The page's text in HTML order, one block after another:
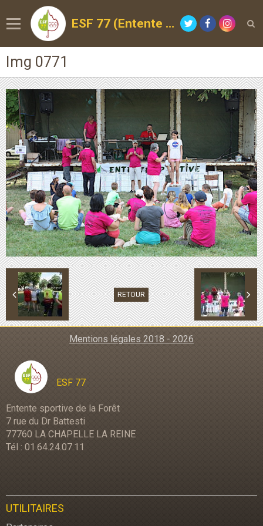
ESF 77 (Entente Sportive de la Forêt)
Img 0771
RETOUR
Mentions légales 2018 - 2026
ESF 77
Entente sportive de la Forêt
7 rue du Dr Battesti
77760 LA CHAPELLE LA REINE
Tél : 01.64.24.07.11
UTILITAIRES